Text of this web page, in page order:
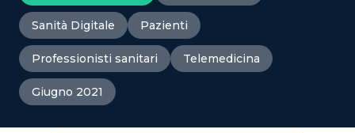
Sanità Digitale Pazienti
Professionisti sanitari Telemedicina
Giugno 2021